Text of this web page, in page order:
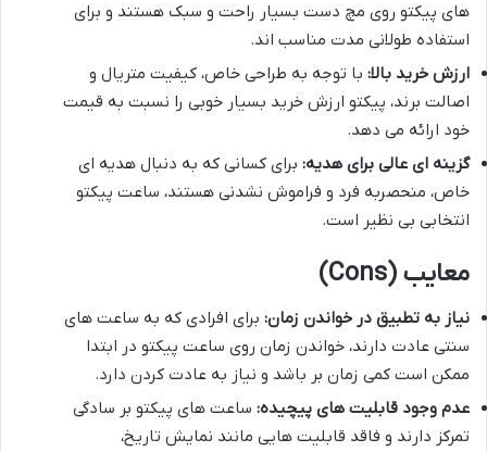
های پیکتو روی مچ دست بسیار راحت و سبک هستند و برای
استفاده طولانی مدت مناسب اند.
ارزش خرید بالا: با توجه به طراحی خاص، کیفیت متریال و
اصالت برند، پیکتو ارزش خرید بسیار خوبی را نسبت به قیمت
خود ارائه می دهد.
گزینه ای عالی برای هدیه: برای کسانی که به دنبال هدیه ای
خاص، منحصربه فرد و فراموش نشدنی هستند، ساعت پیکتو
انتخابی بی نظیر است.
معایب (Cons)
نیاز به تطبیق در خواندن زمان: برای افرادی که به ساعت های
سنتی عادت دارند، خواندن زمان روی ساعت پیکتو در ابتدا
ممکن است کمی زمان بر باشد و نیاز به عادت کردن دارد.
عدم وجود قابلیت های پیچیده: ساعت های پیکتو بر سادگی
تمرکز دارند و فاقد قابلیت هایی مانند نمایش تاریخ،